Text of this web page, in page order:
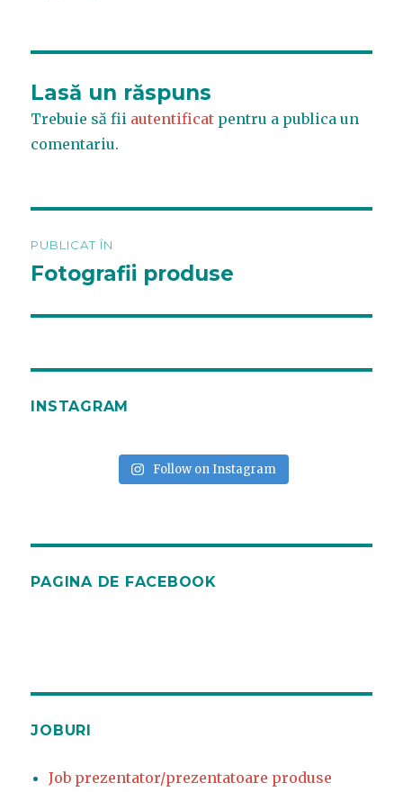
Lasă un răspuns
Trebuie să fii autentificat pentru a publica un
comentariu.
în
PUBLICAT ÎN
Fotografii produse
INSTAGRAM
Follow on Instagram
PAGINA DE FACEBOOK
JOBURI
Job prezentator/prezentatoare produse